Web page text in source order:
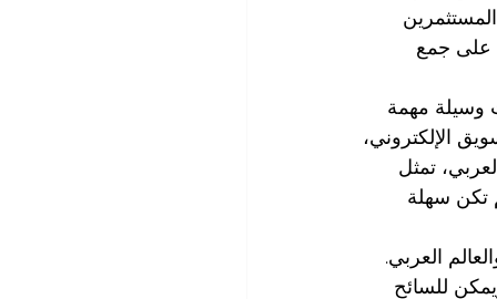
على جمع
وسيلة مهمة
الإلكتروني،
تمثل
تكن سهلة
العربي.
للسائح